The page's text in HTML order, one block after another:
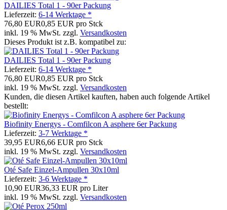
DAILIES Total 1 - 90er Packung
Lieferzeit: 6-14 Werktage *
76,80 EUR0,85 EUR pro Stck
inkl. 19 % MwSt. zzgl. Versandkosten
Dieses Produkt ist z.B. kompatibel zu:
DAILIES Total 1 - 90er Packung
Lieferzeit: 6-14 Werktage *
76,80 EUR0,85 EUR pro Stck
inkl. 19 % MwSt. zzgl. Versandkosten
Kunden, die diesen Artikel kauften, haben auch folgende Artikel
bestellt:
Biofinity Energys - Comfilcon A asphere 6er Packung
Lieferzeit: 3-7 Werktage *
39,95 EUR6,66 EUR pro Stck
inkl. 19 % MwSt. zzgl. Versandkosten
Oté Safe Einzel-Ampullen 30x10ml
Lieferzeit: 3-6 Werktage *
10,90 EUR36,33 EUR pro Liter
inkl. 19 % MwSt. zzgl. Versandkosten